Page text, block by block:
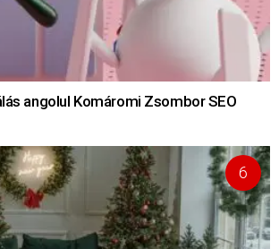
angolul Komáromi Zsombor SEO